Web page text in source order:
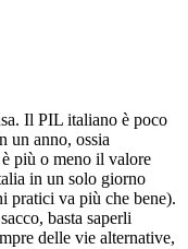
Il PIL italiano è poco
un anno, ossia
più o meno il valore
in un solo giorno
pratici va più che bene).
basta saperli
delle vie alternative,